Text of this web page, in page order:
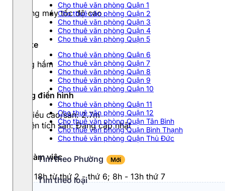
Cho thuê văn phòng Quận 1
Cho thuê văn phòng Quận 2
Cho thuê văn phòng Quận 3
Cho thuê văn phòng Quận 4
Cho thuê văn phòng Quận 5
Cho thuê văn phòng Quận 6
Cho thuê văn phòng Quận 7
Cho thuê văn phòng Quận 8
Cho thuê văn phòng Quận 9
Cho thuê văn phòng Quận 10
Cho thuê văn phòng Quận 11
Cho thuê văn phòng Quận 12
Cho thuê văn phòng Quận Tân Bình
Cho thuê văn phòng Quận Bình Thạnh
Cho thuê văn phòng Quận Thủ Đức
Tìm theo Phường Mới
Tìm theo loại
Thang máy tốc độ cao
Đỗ xe
Tầng hầm
Tầng điển hình
- Chiều cao/sàn: 2.7m
- Diện tích sàn: Đang cập nhật
Giờ làm việc
8h - 18h từ thứ 2 - thứ 6; 8h - 13h thứ 7